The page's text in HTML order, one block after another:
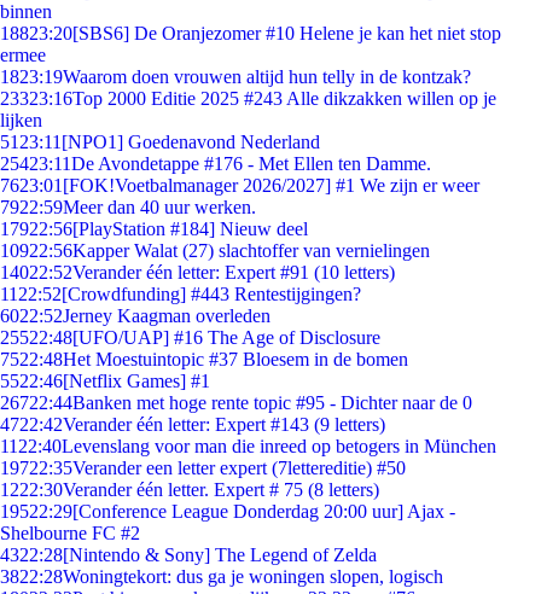
binnen
18823:20[SBS6] De Oranjezomer #10 Helene je kan het niet stop
ermee
1823:19Waarom doen vrouwen altijd hun telly in de kontzak?
23323:16Top 2000 Editie 2025 #243 Alle dikzakken willen op je
lijken
51 23:11 [NPO1] Goedenavond Nederland
25423:11De Avondetappe #176 - Met Ellen ten Damme.
7623:01 [FOK!Voetbalmanager 2026/2027] #1 We zijn er weer
7922:59Meer dan 40 uur werken.
17922:56[PlayStation #184] Nieuw deel
10922:56Kapper Walat (27) slachtoffer van vernielingen
14022:52Verander één letter: Expert #91 (10 letters)
11 22:52[Crowdfunding] #443 Rentestijgingen?
6022:52Jerney Kaagman overleden
25522:48[UFO/UAP] #16 The Age of Disclosure
7522:48Het Moestuintopic #37 Bloesem in de bomen
5522:46[Netflix Games] #1
26722:44Banken met hoge rente topic #95 - Dichter naar de 0
4722:42Verander één letter: Expert #143 (9 letters)
11 22:40Levenslang voor man die inreed op betogers in München
19722:35Verander een letter expert (7lettereditie) #50
1222:30Verander één letter. Expert # 75 (8 letters)
19522:29[Conference League Donderdag 20:00 uur] Ajax -
Shelbourne FC #2
4322:28[Nintendo & Sony] The Legend of Zelda
3822:28Woningtekort: dus ga je woningen slopen, logisch